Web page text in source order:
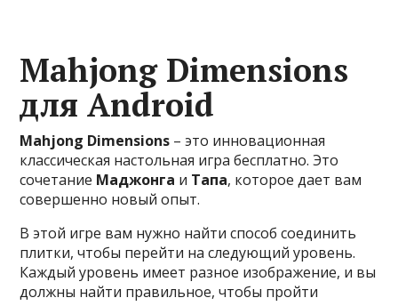
Mahjong Dimensions
для Android
Mahjong Dimensions – это инновационная
классическая настольная игра бесплатно. Это
сочетание Маджонга и Тапа, которое дает вам
совершенно новый опыт.
В этой игре вам нужно найти способ соединить
плитки, чтобы перейти на следующий уровень.
Каждый уровень имеет разное изображение, и вы
должны найти правильное, чтобы пройти